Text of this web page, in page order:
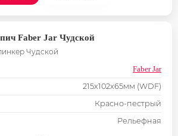
Faber Jar Чудской
Faber Jar
215х102х65мм (WDF)
Красно-пестрый
Рельефная